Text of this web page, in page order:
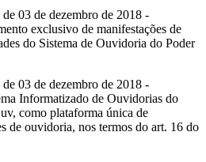
03 de dezembro de 2018 -
exclusivo de manifestações de
do Sistema de Ouvidoria do Poder
03 de dezembro de 2018 -
Informatizado de Ouvidorias do
como plataforma única de
de ouvidoria, nos termos do art. 16 do